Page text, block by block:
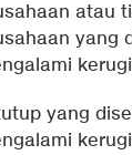
atau
yang
yang